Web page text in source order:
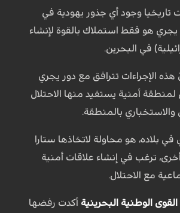
تاريخيا وجود أي جذور يهودية في
يجري هو فقط استملاك ‏بالقوة لإنشاء
في البحرين.
‏هذه‏ الإجراءات تترافق مع دور يجري
لمنطقة أمنية يستفيد منها ‏الاحتلال
بالمنطقة.
بلاده، هو محاولة لاتخاذها ستارا
ترغب في ‏إنشاء ‏علاقات أمنية
مع الاحتلال.
القوى الوطنية البحرينية أكدت رفضها